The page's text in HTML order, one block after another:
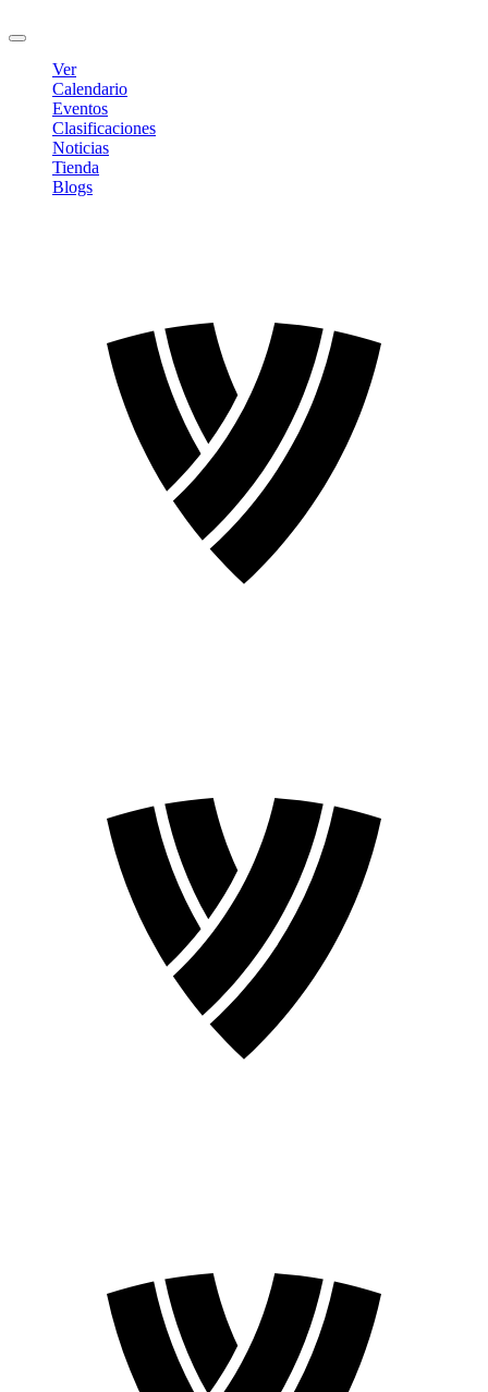
Ver
Calendario
Eventos
Clasificaciones
Noticias
Tienda
Blogs